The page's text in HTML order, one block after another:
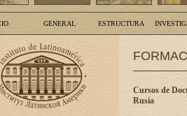
GENERAL ESTRUCTURA
Cursos de
Rusia